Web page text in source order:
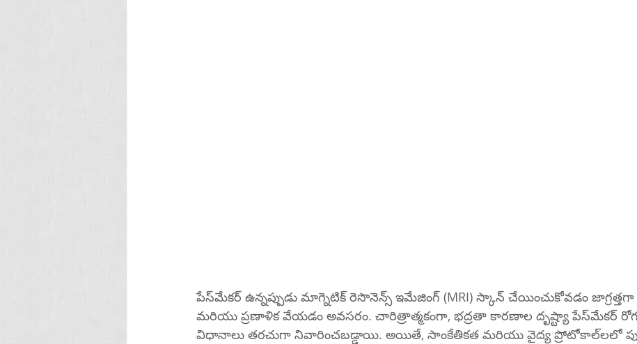
పేస్‌మేకర్ ఉన్నప్పుడు మాగ్నెటిక్ రెసొనెన్స్ ఇమేజింగ్ (MRI) స్కాన్ చేయించుకోవడం జాగ్రత్తగా పరిశీలించడం
మరియు ప్రణాళిక వేయడం అవసరం. చారిత్రాత్మకంగా, భద్రతా కారణాల దృష్ట్యా పేస్‌మేకర్ రోగులలో MRI
విధానాలు తరచుగా నివారించబడ్డాయి. అయితే, సాంకేతికత మరియు వైద్య ప్రోటోకాల్‌లలో పురోగతులు